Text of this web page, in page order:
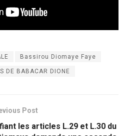
Bassirou Diomaye Faye
DE BABACAR DIONE
Post
les articles L.29 et L.30 du